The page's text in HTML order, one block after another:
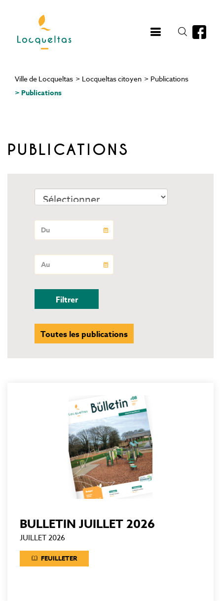
contenu
Fil
Ville de Locqueltas > Locqueltas citoyen > Publications
> Publications
PUBLICATIONS
Toutes les publications
BULLETIN JUILLET 2026
JUILLET 2026
FEUILLETER